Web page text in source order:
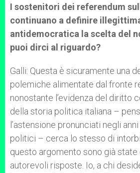
I sostenitori dei referendum
continuano a definire
antidemocratica la scelta del
puoi dirci al riguardo?
Galli: Questa è sicuramente una
polemiche alimentate dal fronte
nonostante l’evidenza del diritto
della storia politica italiana –
l’astensione pronunciati negli
politici – cerca lo stesso di
questo argomento sono già
autorevoli risposte. Io, a chi